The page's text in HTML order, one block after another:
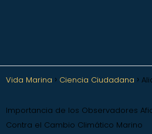
Vida Marina Ciencia Ciudadana
Importancia de los Observadores
Contra el Cambio Climático Marino